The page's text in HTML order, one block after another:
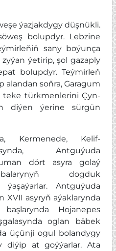
ýazjakdygy düşnükli.
bolupdyr. Lebzine
sany boýunça
ýetirip, şol gazaply
bolupdyr. Teýmirleň
alandan soňra, Garagum
teke türkmenlerini Çyn-
diýen ýerine sürgün
Kermenede, Kelif-
Antguýuda
dört asyra golaý
dogduk
Antguýuda
XVII asyryň aýaklarynda
Hojanepes
oglan bäbek
üçünji ogul bolandygy
diýip at goýýarlar. Ata